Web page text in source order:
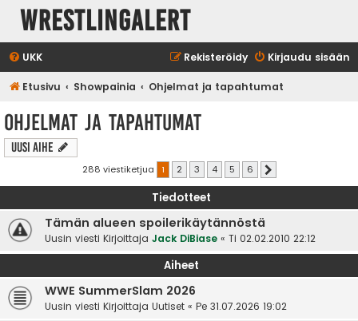
WrestlingAlert
UKK Kirjaudu sisään
Rekisteröidy
Etusivu Showpainia Ohjelmat ja tapahtumat
Ohjelmat ja tapahtumat
Uusi Aihe
288 viestiketjua 1 2 3 4 5 6
Tiedotteet
Tämän alueen spoilerikäytännöstä
Uusin viesti Kirjoittaja Jack DiBiase « Ti 02.02.2010 22:12
Aiheet
WWE SummerSlam 2026
Uusin viesti Kirjoittaja Uutiset « Pe 31.07.2026 19:02